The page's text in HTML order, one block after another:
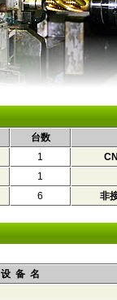
台数
1
1
6 非
设 备 名